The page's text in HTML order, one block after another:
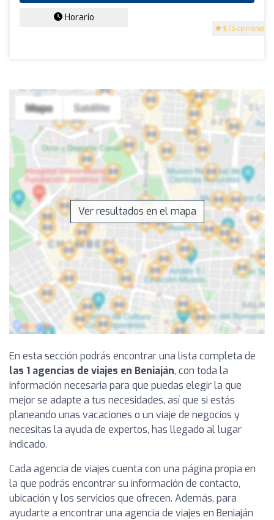
5 (6 opiniones)
Horario
Ver resultados en el mapa
En esta sección podrás encontrar una lista completa de
las 1 agencias de viajes en Beniaján, con toda la
información necesaria para que puedas elegir la que
mejor se adapte a tus necesidades, así que si estás
planeando unas vacaciones o un viaje de negocios y
necesitas la ayuda de expertos, has llegado al lugar
indicado.
Cada agencia de viajes cuenta con una página propia en
la que podrás encontrar su información de contacto,
ubicación y los servicios que ofrecen. Además, para
ayudarte a encontrar una agencia de viajes en Beniaján